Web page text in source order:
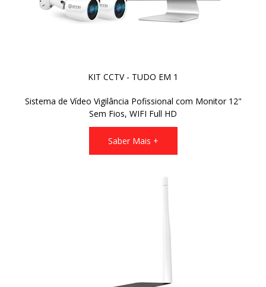
KIT CCTV - TUDO EM 1
Sistema de Vídeo Vigilância Pofissional com Monitor 12"
Sem Fios, WIFI Full HD
Saber Mais +